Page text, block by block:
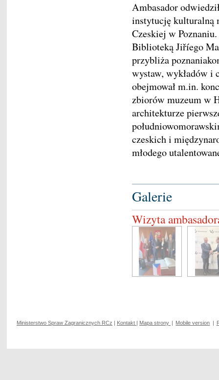
Ambasador
instytucję kulturalną
Czeskiej w
Biblioteką Jiříego
przybliża
wystaw, wykładów i
obejmował m.in.
zbiorów muzeum w
architekturze
czeskich i
młodego
Galerie
Wizyta
Ministerstwo Spraw Zagranicznych RCz Kontakt Mapa strony Mobile version